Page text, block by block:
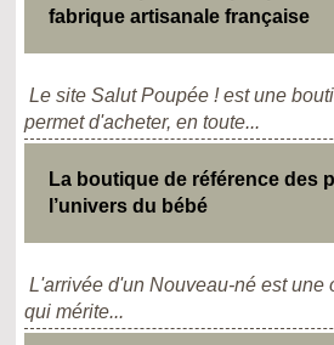
fabrique artisanale française
Le site Salut Poupée ! est une
permet d'acheter, en toute...
La boutique de référence des
l’univers du bébé
L'arrivée d'un Nouveau-né est une
qui mérite...